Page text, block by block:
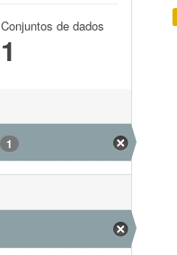
Conjuntos de dados
1
1